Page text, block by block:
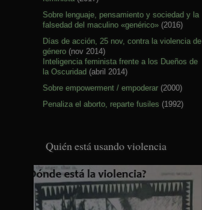
Sobre lenguaje, pensamiento y sociedad y la
falsedad del maculino «genérico» (2016)
Días de acción, 25 nov, contra la violencia de
género (nov 2014)
Inteligencia feminista frente a los Dueños de
la Oscuridad (abril 2014)
Sobre empowerment / empoderar (2000)
Penaliza el aborto, reparte fusiles (1992)
Quién está usando violencia